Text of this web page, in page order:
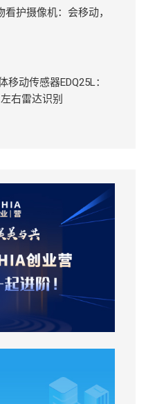
看护摄像机：会移动，
移动传感器EDQ25L：
右雷达识别